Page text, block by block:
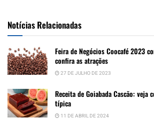
Notícias Relacionadas
Feira de Negócios Coocafé 2023
confira as atrações
27 DE JULHO DE 2023
Receita de Goiabada Cascão: veja
típica
11 DE ABRIL DE 2024